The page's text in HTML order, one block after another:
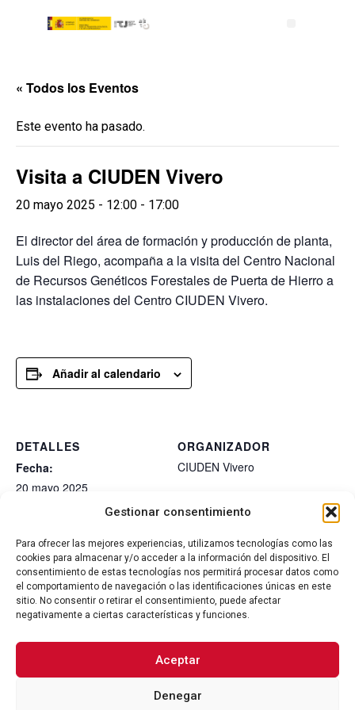
Gestionar consentimiento
Para ofrecer las mejores experiencias, utilizamos tecnologías como las
cookies para almacenar y/o acceder a la información del dispositivo. El
consentimiento de estas tecnologías nos permitirá procesar datos como
el comportamiento de navegación o las identificaciones únicas en este
sitio. No consentir o retirar el consentimiento, puede afectar
negativamente a ciertas características y funciones.
Aceptar
Denegar
« Todos los Eventos
Este evento ha pasado.
Visita a CIUDEN Vivero
20 mayo 2025 - 12:00 - 17:00
El director del área de formación y producción de planta,
Luis del Riego, acompaña a la visita del Centro Nacional
de Recursos Genéticos Forestales de Puerta de Hierro a
las instalaciones del Centro CIUDEN Vivero.
Añadir al calendario
DETALLES
Fecha:
20 mayo 2025
Categoría de Evento:
General
ORGANIZADOR
CIUDEN Vivero
Presentación de La
Firma de protocolo de La